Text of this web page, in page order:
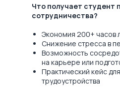
Что получает студент
сотрудничества?
Экономия 200+ часов
Снижение стресса в
Возможность
на карьере или
Практический кейс
трудоустройства